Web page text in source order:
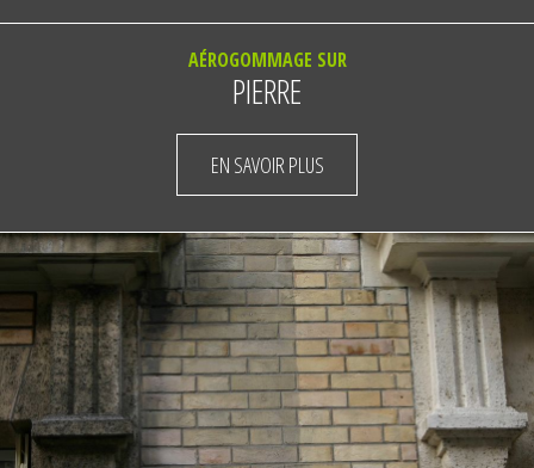
AÉROGOMMAGE SUR
PIERRE
EN SAVOIR PLUS